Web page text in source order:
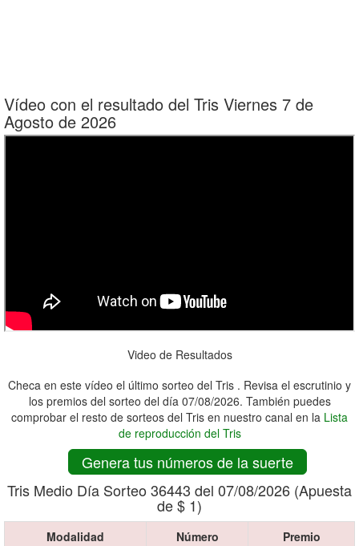
Vídeo con el resultado del Tris Viernes 7 de
Agosto de 2026
Video de Resultados
Checa en este vídeo el último sorteo del Tris . Revisa el escrutinio y
los premios del sorteo del día 07/08/2026. También puedes
comprobar el resto de sorteos del Tris en nuestro canal en la Lista
de reproducción del Tris
Genera tus números de la suerte
Tris Medio Día Sorteo 36443 del 07/08/2026 (Apuesta
de $ 1)
Modalidad Número
Premio